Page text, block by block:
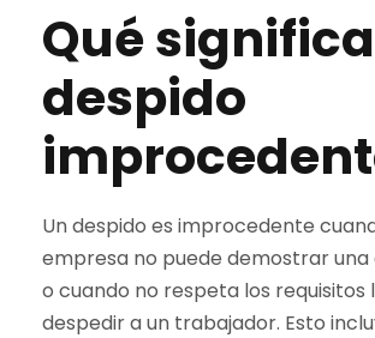
Qué
despido
Un despido es improcedente
empresa no puede demostrar una
o cuando no respeta los requisitos
despedir a un trabajador. Esto